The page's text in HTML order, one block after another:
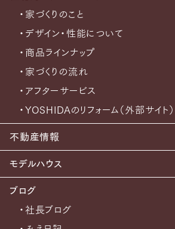
・家づくりのこと
・デザイン・性能について
・商品ラインナップ
・家づくりの流れ
・アフターサービス
・YOSHIDAのリフォーム（外部サイト）
不動産情報
モデルハウス
ブログ
・社長ブログ